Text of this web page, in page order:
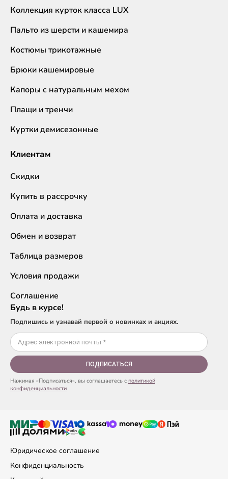
Коллекция курток класса LUX
Пальто из шерсти и кашемира
Костюмы трикотажные
Брюки кашемировые
Капоры с натуральным мехом
Плащи и тренчи
Куртки демисезонные
Клиентам
Скидки
Купить в рассрочку
Оплата и доставка
Обмен и возврат
Таблица размеров
Условия продажи
Соглашение
Будь в курсе!
Подпишись и узнавай первой о новинках и акциях.
ПОДПИСАТЬСЯ
Нажимая «Подписаться», вы соглашаетесь с политикой
конфиденциальности
Юридическое соглашение
Конфиденциальность